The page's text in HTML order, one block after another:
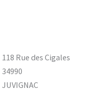
118 Rue des Cigales
34990
JUVIGNAC